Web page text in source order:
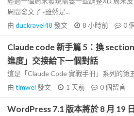
周間發文了~雖然是...
由 duckravel48 發文 8 小時前 0
Claude code 新手篇 5：換
進度」交接給下一個對話
這是「Claude Code 實戰手冊」系列的第
由 timwei發文 1 天前 0個留言
WordPress 7.1 版本將於 8 月 19